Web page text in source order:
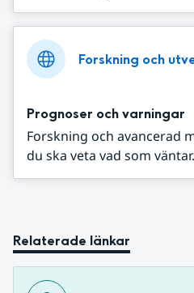
Forskning och
Prognoser och varningar
Forskning och avancerad
du ska veta vad som väntar.
Relaterade länkar